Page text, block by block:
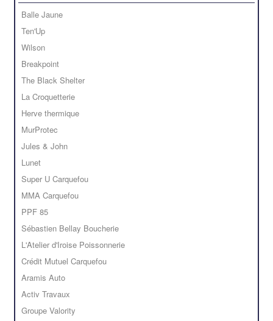
Balle Jaune
Ten'Up
Wilson
Breakpoint
The Black Shelter
La Croquetterie
Herve thermique
MurProtec
Jules & John
Lunet
Super U Carquefou
MMA Carquefou
PPF 85
Sébastien Bellay Boucherie
L'Atelier d'Iroise Poissonnerie
Crédit Mutuel Carquefou
Aramis Auto
Activ Travaux
Groupe Valority